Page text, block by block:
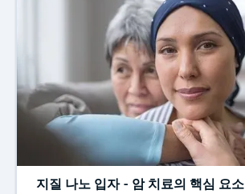
지질 나노 입자 - 암 치료의 핵심 요소